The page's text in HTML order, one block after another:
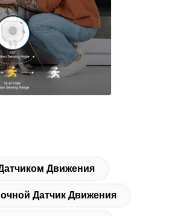
Движения
Датчик Движения